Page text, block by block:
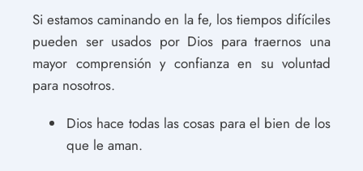
Si estamos caminando en la fe, los tiempos difíciles
pueden ser usados por Dios para traernos una
mayor comprensión y confianza en su voluntad
para nosotros.
Dios hace todas las cosas para el bien de los
que le aman.